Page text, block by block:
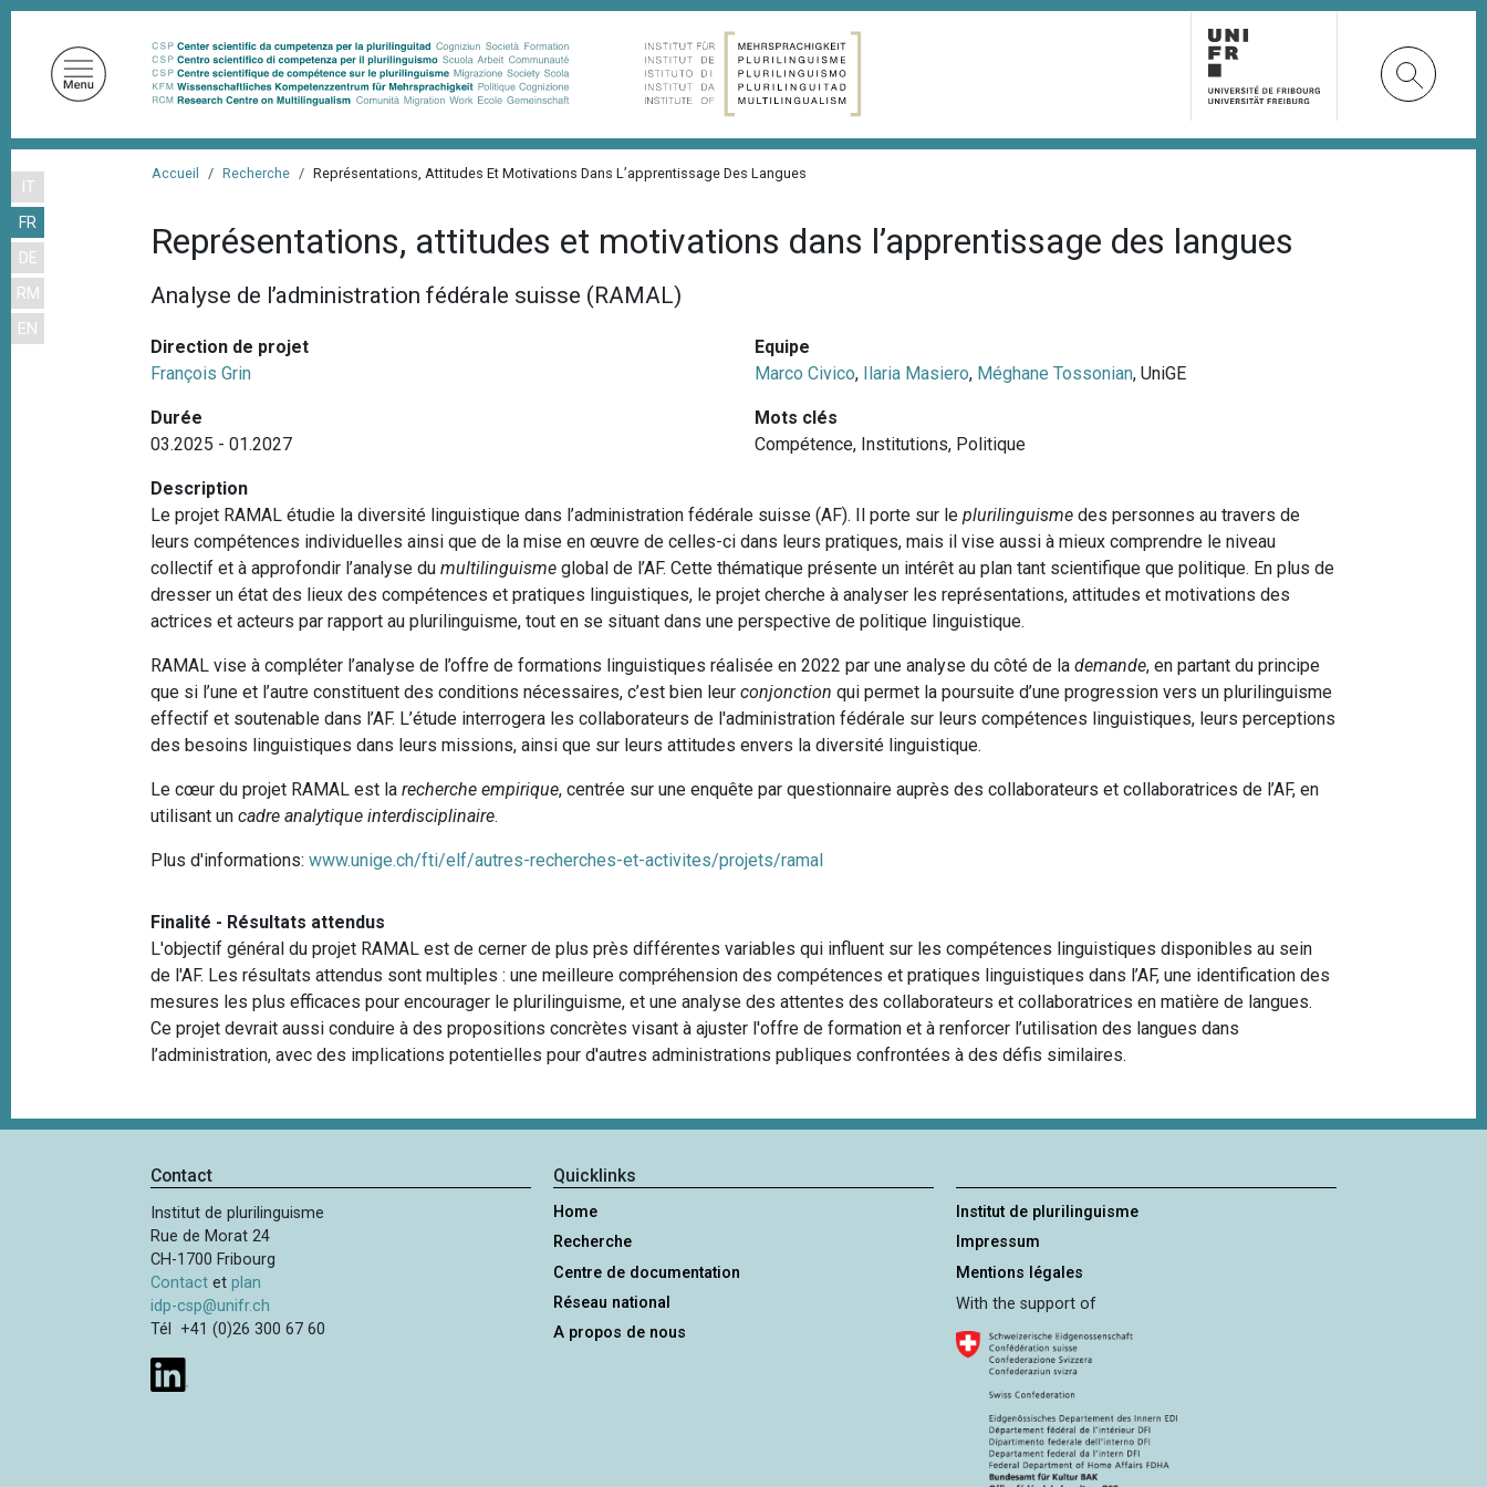
IT
FR
DE
RM
EN
A
Accueil Recherche Représentations, Attitudes Et Motivations Dans L’apprentissage Des Langues
Représentations, attitudes et motivations dans l’apprentissage des langues
Analyse de l’administration fédérale suisse (RAMAL)
Direction de projet
François Grin
Equipe
Marco Civico, Ilaria Masiero, Méghane Tossonian, UniGE
Durée
03.2025 - 01.2027
Mots clés
Compétence, Institutions, Politique
Description
Le projet RAMAL étudie la diversité linguistique dans l’administration fédérale suisse (AF). Il porte sur leplurilinguismedes personnes au travers de
leurs compétences individuelles ainsi que de la mise en œuvre de celles-ci dans leurs pratiques, mais il vise aussi à mieux comprendre le niveau
collectif et à approfondir l’analyse dumultilinguismeglobal de l’AF. Cette thématique présente un intérêt au plan tant scientifique que politique. En plus de
dresser un état des lieux des compétences et pratiques linguistiques, le projet cherche à analyser les représentations, attitudes et motivations des
actrices et acteurs par rapport au plurilinguisme, tout en se situant dans une perspective de politique linguistique.
RAMAL vise à compléter l’analyse de l’offre de formations linguistiques réalisée en 2022 par une analyse du côté de lademande, en partant du principe
que si l’une et l’autre constituent des conditions nécessaires, c’est bien leurconjonctionqui permet la poursuite d’une progression vers un plurilinguisme
effectif et soutenable dans l’AF. L’étude interrogera les collaborateurs de l'administration fédérale sur leurs compétences linguistiques, leurs perceptions
des besoins linguistiques dans leurs missions, ainsi que sur leurs attitudes envers la diversité linguistique.
Le cœur du projet RAMAL est larecherche empirique, centrée sur une enquête par questionnaire auprès des collaborateurs et collaboratrices de l’AF, en
utilisant uncadre analytique interdisciplinaire.
Plus d'informations:www.unige.ch/fti/elf/autres-recherches-et-activites/projets/ramal
Finalité - Résultats attendus
L'objectif général du projet RAMAL est de cerner de plus près différentes variables qui influent sur les compétences linguistiques disponibles au sein
de l'AF. Les résultats attendus sont multiples : une meilleure compréhension des compétences et pratiques linguistiques dans l’AF, une identification des
mesures les plus efficaces pour encourager le plurilinguisme, et une analyse des attentes des collaborateurs et collaboratrices en matière de langues.
Ce projet devrait aussi conduire à des propositions concrètes visant à ajuster l'offre de formation et à renforcer l’utilisation des langues dans
l’administration, avec des implications potentielles pour d'autres administrations publiques confrontées à des défis similaires.
Contact
Institut de plurilinguisme
Rue de Morat 24
CH-1700 Fribourg
Contact etplan
idp-csp@unifr.ch
Tél +41 (0)26 300 67 60
Quicklinks
Home
Recherche
Centre de documentation
Réseau national
A propos de nous
Institut de plurilinguisme
Impressum
Mentions légales
With the support of